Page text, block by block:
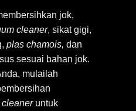
jok,
cleaner, sikat gigi,
plas chamois, dan
sesuai bahan jok.
mulailah
cleaner untuk